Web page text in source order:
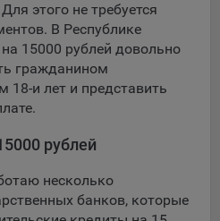
позволяет показывать
которые
г. Москва, Ленинградский
«SkyLight».
Техническая аналитика
корректной работы сайта.
этого не требуется
В Республике
15000 рублей довольно
гражданином
18-и лет и представить
рублей
несколько
банков, которые